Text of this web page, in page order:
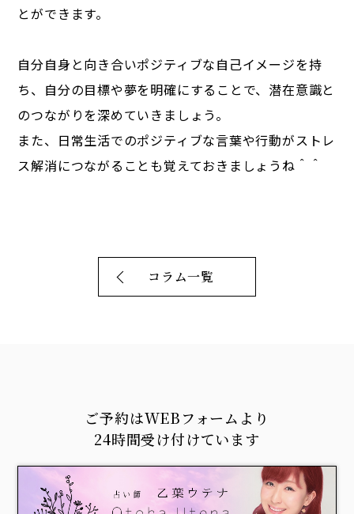
とができます。
自分自身と向き合いポジティブな自己イメージを持
ち、自分の目標や夢を明確にすることで、潜在意識と
のつながりを深めていきましょう。
また、日常生活でのポジティブな言葉や行動がストレ
ス解消につながることも覚えておきましょうね＾＾
コラム一覧
ご予約はWEBフォームより
24時間受け付けています